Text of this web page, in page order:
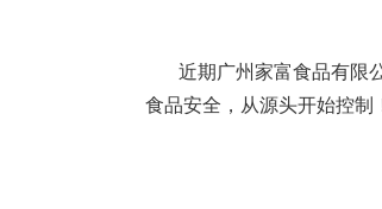
近期广州家富食品有限
食品安全，从源头开始控制